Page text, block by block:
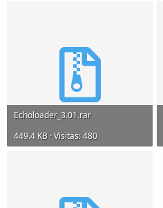
Echoloader_3.01.rar
449.4 KB · Visitas: 480